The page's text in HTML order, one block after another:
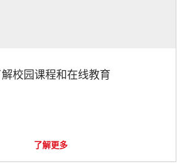
校园课程和在线教育
了解更多